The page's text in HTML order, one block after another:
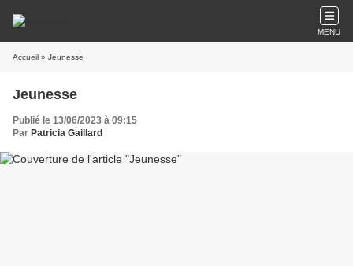
MENU
Accueil » Jeunesse
Jeunesse
Publié le 13/06/2023 à 09:15
Par Patricia Gaillard